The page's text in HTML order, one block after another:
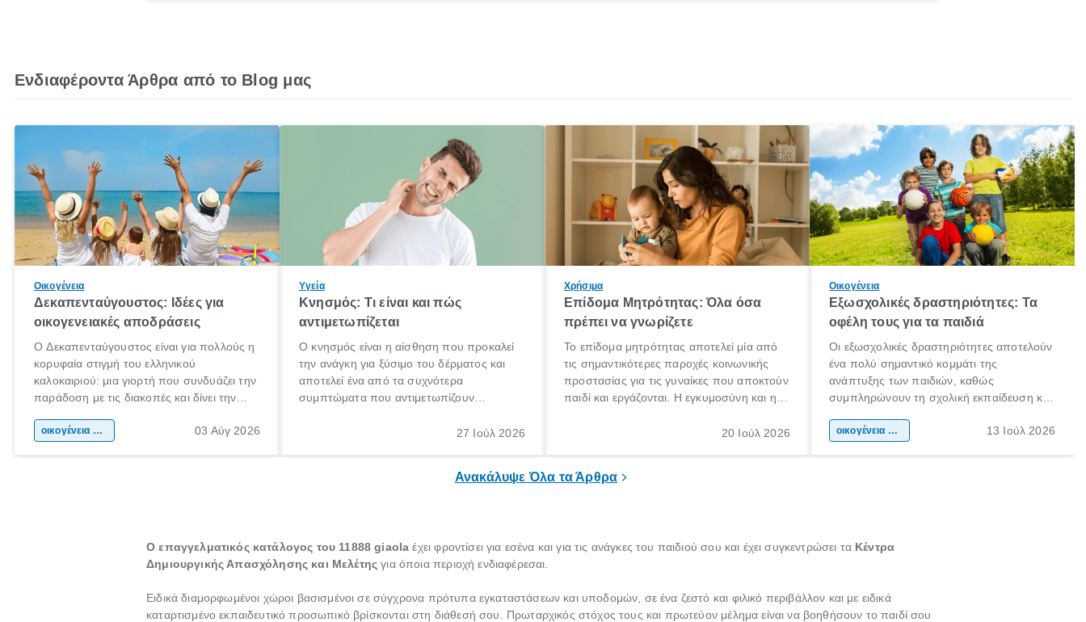
Ενδιαφέροντα Άρθρα από το Blog μας
Οικογένεια
Δεκαπενταύγουστος: Ιδέες για
οικογενειακές αποδράσεις
Ο Δεκαπενταύγουστος είναι για πολλούς η
κορυφαία στιγμή του ελληνικού
καλοκαιριού: μια γιορτή που συνδυάζει την
παράδοση με τις διακοπές και δίνει την
χώρας. Είτε πρόκειται για λίγες μέρες
οικογένεια & παιδί 03 Αύγ 2026
Υγεία
Κνησμός: Τι είναι και πώς
αντιμετωπίζεται
Ο κνησμός είναι η αίσθηση που προκαλεί
την ανάγκη για ξύσιμο του δέρματος και
αποτελεί ένα από τα συχνότερα
συμπτώματα που αντιμετωπίζουν
πληροφορίες για το «κνησμός τι είναι»,
27 Ιούλ 2026
Χρήσιμα
Επίδομα Μητρότητας: Όλα όσα
πρέπει να γνωρίζετε
Το επίδομα μητρότητας αποτελεί μία από
τις σημαντικότερες παροχές κοινωνικής
προστασίας για τις γυναίκες που αποκτούν
παιδί και εργάζονται. Η εγκυμοσύνη και η
σημαντική περίοδος στη ζωή κάθε20 Ιούλ 2026
Οικογένεια
Εξωσχολικές δραστηριότητες: Τα
οφέλη τους για τα παιδιά
Οι εξωσχολικές δραστηριότητες αποτελούν
ένα πολύ σημαντικό κομμάτι της
ανάπτυξης των παιδιών, καθώς
συμπληρώνουν τη σχολική εκπαίδευση και
της προσωπικότητας, της κοινωνικότητας
οικογένεια & παιδί 13 Ιούλ 2026
Ανακάλυψε Όλα τα Άρθρα
Ο επαγγελματικός κατάλογος του 11888 giaola έχει φροντίσει για εσένα και για τις ανάγκες του παιδιού σου και έχει συγκεντρώσει τα Κέντρα
Δημιουργικής Απασχόλησης και Μελέτης για όποια περιοχή ενδιαφέρεσαι.
Ειδικά διαμορφωμένοι χώροι βασισμένοι σε σύγχρονα πρότυπα εγκαταστάσεων και υποδομών, σε ένα ζεστό και φιλικό περιβάλλον και με ειδικά
καταρτισμένο εκπαιδευτικό προσωπικό βρίσκονται στη διάθεσή σου. Πρωταρχικός στόχος τους και πρωτεύον μέλημα είναι να βοηθήσουν το παιδί σου